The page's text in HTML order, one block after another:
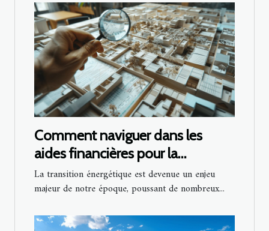
Comment naviguer dans les
aides financières pour la
rénovation énergétique ?
La transition énergétique est devenue un enjeu
majeur de notre époque, poussant de nombreux...